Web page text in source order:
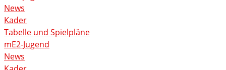
News
Kader
Tabelle und Spielpläne
mE2-Jugend
News